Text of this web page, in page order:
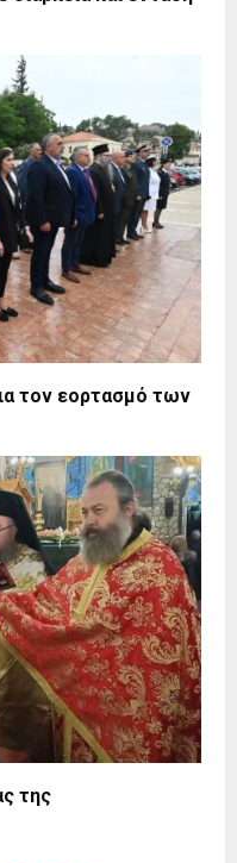
τον εορτασμό των
της